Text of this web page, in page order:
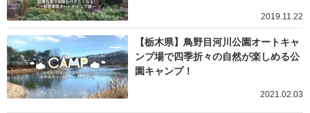
2019.11.22
【栃木県】鳥野目河川公園オートキャ
ンプ場で四季折々の自然が楽しめる公
園キャンプ！
2021.02.03